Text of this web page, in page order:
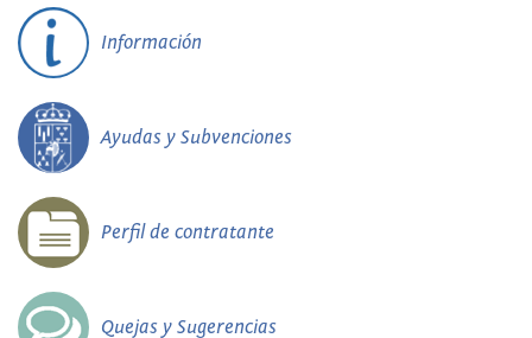
Información
Ayudas y Subvenciones
Perfil de contratante
Quejas y Sugerencias